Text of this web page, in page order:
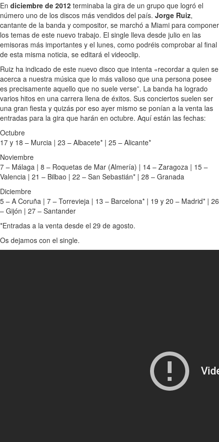
En diciembre de 2012 terminaba la gira de un grupo que logró el
número uno de los discos más vendidos del país. Jorge Ruiz,
cantante de la banda y compositor, se marchó a Miami para componer
los temas de este nuevo trabajo. El single lleva desde julio en las
emisoras más importantes y el lunes, como podréis comprobar al final
de esta misma noticia, se editará el videoclip.
Ruiz ha indicado de este nuevo disco que intenta «recordar a quien se
acerca a nuestra música que lo más valioso que una persona posee
es precisamente aquello que no suele verse”. La banda ha logrado
varios hitos en una carrera llena de éxitos. Sus conciertos suelen ser
una gran fiesta y quizás por eso ayer mismo se ponían a la venta las
entradas para la gira que harán en octubre. Aquí están las fechas:
Octubre
17 y 18 – Murcia | 23 – Albacete* | 25 – Alicante*
Noviembre
7 – Málaga | 8 – Roquetas de Mar (Almería) | 14 – Zaragoza | 15 –
Valencia | 21 – Bilbao | 22 – San Sebastián* | 28 – Granada
Diciembre
5 – A Coruña | 7 – Torrevieja | 13 – Barcelona* | 19 y 20 – Madrid* | 26
– Gijón | 27 – Santander
*Entradas a la venta desde el 29 de agosto.
Os dejamos con el single.